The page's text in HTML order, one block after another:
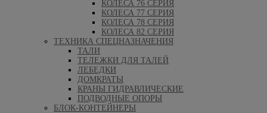
КОЛЕСА 76 СЕРИЯ
КОЛЕСА 77 СЕРИЯ
КОЛЕСА 78 СЕРИЯ
КОЛЕСА 82 СЕРИЯ
ТЕХНИКА СПЕЦНАЗНАЧЕНИЯ
ТАЛИ
ТЕЛЕЖКИ ДЛЯ ТАЛЕЙ
ЛЕБЕДКИ
ДОМКРАТЫ
КРАНЫ ГИДРАВЛИЧЕСКИЕ
ПОДВОДНЫЕ ОПОРЫ
БЛОК-КОНТЕЙНЕРЫ